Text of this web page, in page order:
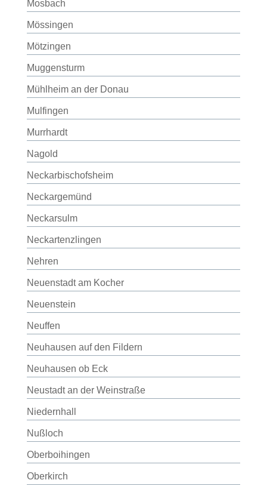
Mosbach
Mössingen
Mötzingen
Muggensturm
Mühlheim an der Donau
Mulfingen
Murrhardt
Nagold
Neckarbischofsheim
Neckargemünd
Neckarsulm
Neckartenzlingen
Nehren
Neuenstadt am Kocher
Neuenstein
Neuffen
Neuhausen auf den Fildern
Neuhausen ob Eck
Neustadt an der Weinstraße
Niedernhall
Nußloch
Oberboihingen
Oberkirch